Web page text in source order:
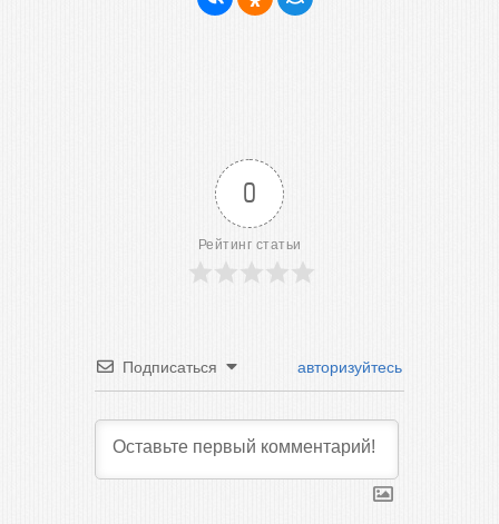
0
Рейтинг статьи
Подписаться авторизуйтесь